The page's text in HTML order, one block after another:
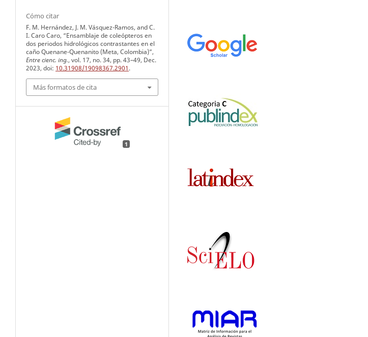
Cómo citar
F. M. Hernández, J. M. Vásquez-Ramos, and C.
I. Caro Caro, “Ensamblaje de coleópteros en
dos periodos hidrológicos contrastantes en el
caño Quenane-Quenanito (Meta, Colombia)”,
Entre cienc. ing., vol. 17, no. 34, pp. 43–49, Dec.
2023, doi: 10.31908/19098367.2901.
Más formatos de cita
1